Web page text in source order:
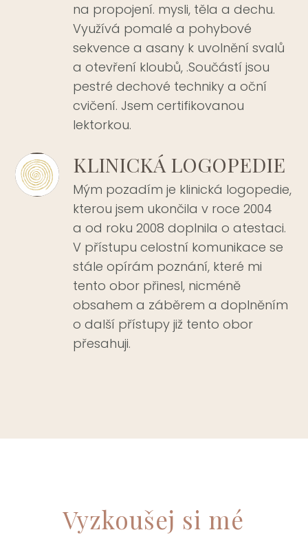
na propojení. mysli, těla a dechu.
Využívá pomalé a pohybové
sekvence a asany k uvolnění svalů
a otevření kloubů, .Součástí jsou
pestré dechové techniky a oční
cvičení. Jsem certifikovanou
lektorkou.
KLINICKÁ LOGOPEDIE
Mým pozadím je klinická logopedie,
kterou jsem ukončila v roce 2004
a od roku 2008 doplnila o atestaci.
V přístupu celostní komunikace se
stále opírám poznání, které mi
tento obor přinesl, nicméně
obsahem a záběrem a doplněním
o další přístupy již tento obor
přesahuji.
Vyzkoušej si mé